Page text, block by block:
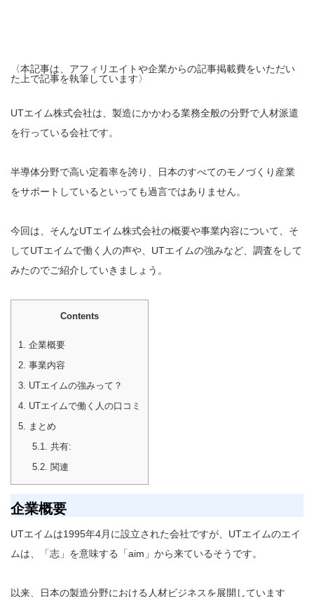
〈本記事は、アフィリエイトや企業からの記事掲載費をいただい
た上で記事を執筆しています〉
UTエイム株式会社は、製造にかかわる業務全般の分野で人材派遣
を行っている会社です。
半導体分野で高い定着率を誇り、日本のすべてのモノづくり産業
をサポートしているといっても過言ではありません。
今回は、そんなUTエイム株式会社の概要や事業内容について、そ
してUTエイムで働く人の声や、UTエイムの強みなど、調査をして
みたのでご紹介していきましょう。
Contents
1. 企業概要
2. 事業内容
3. UTエイムの強みって？
4. UTエイムで働く人の口コミ
5. まとめ
5.1. 共有:
5.2. 関連
企業概要
UTエイムは1995年4月に設立された会社ですが、UTエイムのエイ
ムは、「志」を意味する「aim」から来ているそうです。
以来、日本の製造分野における人材ビジネスを展開しています